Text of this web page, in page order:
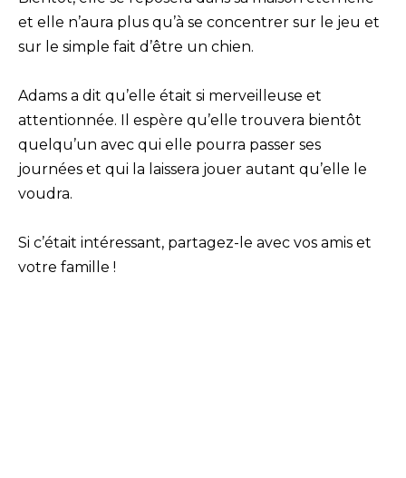
et elle n’aura plus qu’à se concentrer sur le jeu et
sur le simple fait d’être un chien.
Adams a dit qu’elle était si merveilleuse et
attentionnée. Il espère qu’elle trouvera bientôt
quelqu’un avec qui elle pourra passer ses
journées et qui la laissera jouer autant qu’elle le
voudra.
Si c’était intéressant, partagez-le avec vos amis et
votre famille !